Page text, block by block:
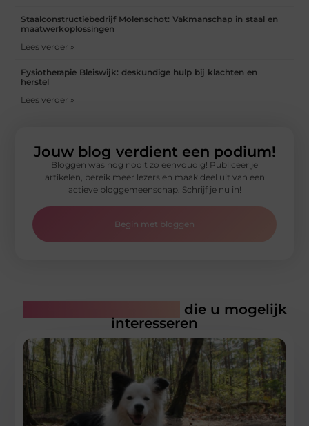
Staalconstructiebedrijf Molenschot: Vakmanschap in staal en
maatwerkoplossingen
Lees verder »
Fysiotherapie Bleiswijk: deskundige hulp bij klachten en
herstel
Lees verder »
Jouw blog verdient een podium!
Bloggen was nog nooit zo eenvoudig! Publiceer je
artikelen, bereik meer lezers en maak deel uit van een
actieve bloggemeenschap. Schrijf je nu in!
Begin met bloggen
die u mogelijk
interesseren